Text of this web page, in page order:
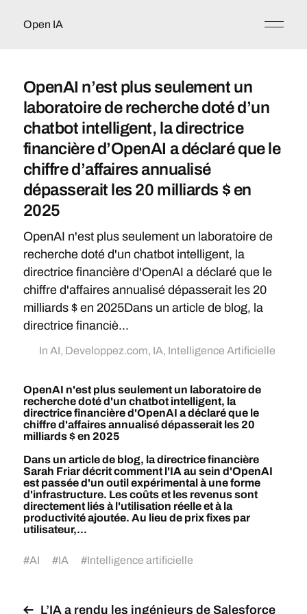
Open IA
OpenAI n’est plus seulement un
laboratoire de recherche doté d’un
chatbot intelligent, la directrice
financière d’OpenAI a déclaré que le
chiffre d’affaires annualisé
dépasserait les 20 milliards $ en
2025
OpenAI n'est plus seulement un laboratoire de
recherche doté d'un chatbot intelligent, la
directrice financière d'OpenAI a déclaré que le
chiffre d'affaires annualisé dépasserait les 20
milliards $ en 2025Dans un article de blog, la
directrice financiè...
In AI, Developpez.com, IA, Intelligence Artificielle
OpenAI n'est plus seulement un laboratoire de
recherche doté d'un chatbot intelligent, la
directrice financière d'OpenAI a déclaré que le
chiffre d'affaires annualisé dépasserait les 20
milliards $ en 2025
Dans un article de blog, la directrice financière
Sarah Friar décrit comment l'IA au sein d'OpenAI
est passée d'un outil expérimental à une forme
d'infrastructure. Les coûts et les revenus sont
directement liés à l'utilisation réelle et à la
productivité ajoutée. Au lieu de prix fixes par
utilisateur,...
#AI #IA #Intelligence artificielle
L’IA a rendu les ingénieurs de Salesforce